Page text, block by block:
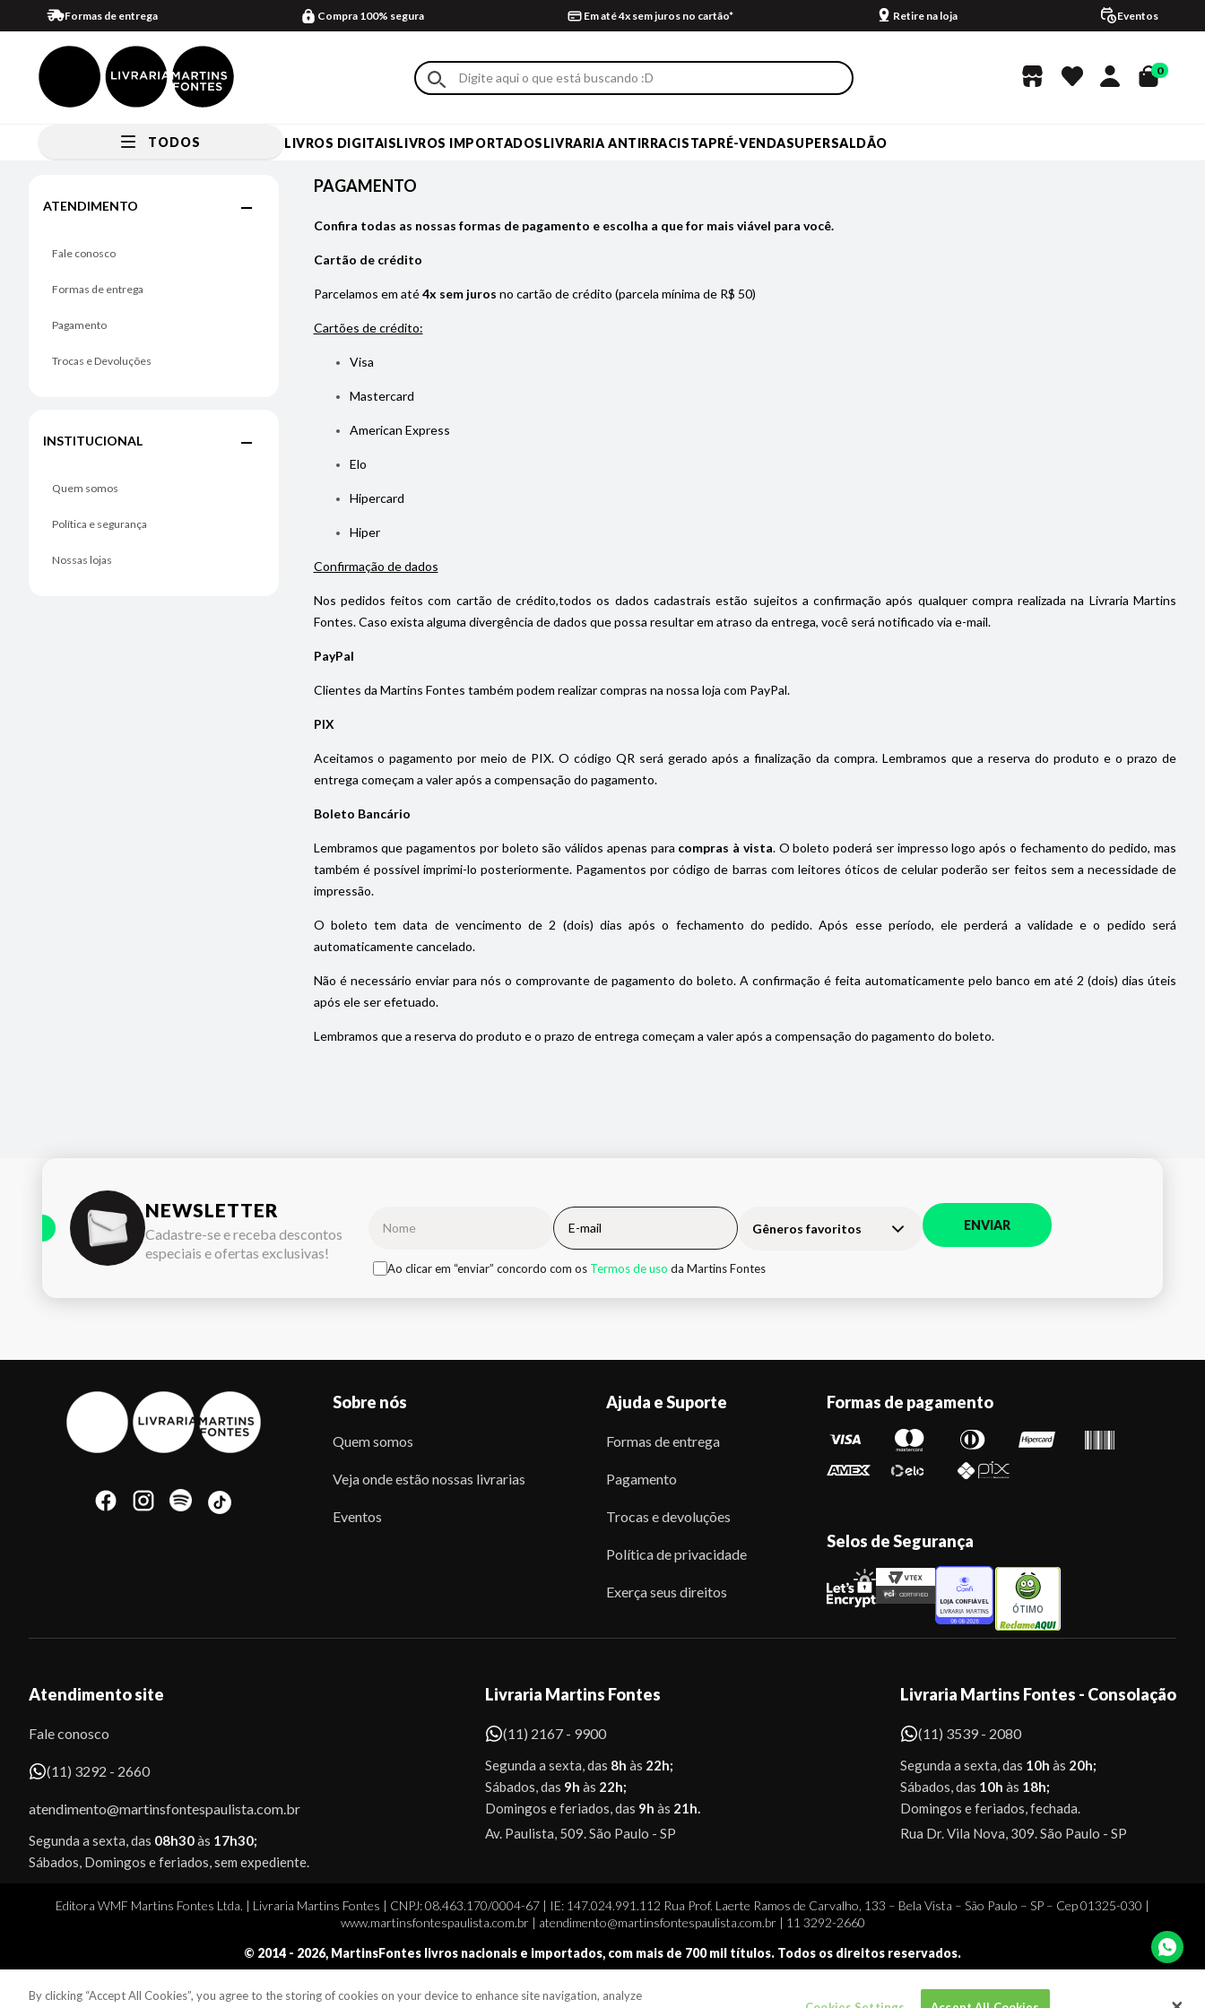
Formas de entrega Compra 100% segura Em até 4x sem juros no cartão* Retire na loja Eventos
0
TODOS LIVROS DIGITAISLIVROS IMPORTADOSLIVRARIA ANTIRRACISTAPRÉ-VENDASUPERSALDÃO
Pagamento
ATENDIMENTO
Fale conosco
Formas de entrega
Pagamento
Trocas e Devoluções
INSTITUCIONAL
Quem somos
Política e segurança
Nossas lojas
PAGAMENTO
Confira todas as nossas formas de pagamento e escolha a que for mais viável para você.
Cartão de crédito
Parcelamos em até4x sem juros no cartão de crédito (parcela mínima de R$ 50)
Cartões de crédito:
Visa
Mastercard
American Express
Elo
Hipercard
Hiper
Confirmação de dados
Nos pedidos feitos com cartão de crédito,todos os dados cadastrais estão sujeitos a confirmação após qualquer compra realizada na Livraria Martins
Fontes. Caso exista alguma divergência de dados que possa resultar em atraso da entrega, você será notificado via e-mail.
PayPal
Clientes da Martins Fontes também podem realizar compras na nossa loja com PayPal.
PIX
Aceitamos o pagamento por meio de PIX. O código QR será gerado após a finalização da compra. Lembramos que a reserva do produto e o prazo de
entrega começam a valer após a compensação do pagamento.
Boleto Bancário
Lembramos que pagamentos por boleto são válidos apenas para compras à vista. O boleto poderá ser impresso logo após o fechamento do pedido, mas
também é possível imprimi-lo posteriormente. Pagamentos por código de barras com leitores óticos de celular poderão ser feitos sem a necessidade de
impressão.
O boleto tem data de vencimento de 2 (dois) dias após o fechamento do pedido. Após esse período, ele perderá a validade e o pedido será
automaticamente cancelado.
Não é necessário enviar para nós o comprovante de pagamento do boleto. A confirmação é feita automaticamente pelo banco em até 2 (dois) dias úteis
após ele ser efetuado.
Lembramos que a reserva do produto e o prazo de entrega começam a valer após a compensação do pagamento do boleto.
NEWSLETTER
Cadastre-se e receba descontos
especiais e ofertas exclusivas!
Gêneros favoritos ENVIAR
Ao clicar em “enviar” concordo com os Termos de uso da Martins Fontes
Sobe
Sobre nós
Quem somos
Veja onde estão nossas livrarias
Eventos
Ajuda e Suporte
Formas de entrega
Pagamento
Trocas e devoluções
Política de privacidade
Exerça seus direitos
Formas de pagamento
Selos de Segurança
ÓTIMO
Atendimento site
Fale conosco
(11) 3292 - 2660
atendimento@martinsfontespaulista.com.br
Segunda a sexta, das 08h30às 17h30;
Sábados, Domingos e feriados, sem expediente.
Livraria Martins Fontes
(11) 2167 - 9900
Segunda a sexta, das 8h às 22h;
Sábados, das 9h às 22h;
Domingos e feriados, das 9h às 21h.
Av. Paulista, 509. São Paulo - SP
Livraria Martins Fontes - Consolação
(11) 3539 - 2080
Segunda a sexta, das 10h às 20h;
Sábados, das 10h às 18h;
Domingos e feriados, fechada.
Rua Dr. Vila Nova, 309. São Paulo - SP
Editora WMF Martins Fontes Ltda. | Livraria Martins Fontes | CNPJ: 08.463.170/0004-67 | IE: 147.024.991.112 Rua Prof. Laerte Ramos de Carvalho, 133 – Bela Vista – São Paulo – SP – Cep 01325-030 |
www.martinsfontespaulista.com.br | atendimento@martinsfontespaulista.com.br | 11 3292-2660
© 2014 - 2026, MartinsFontes livros nacionais e importados, com mais de 700 mil títulos. Todos os direitos reservados.
By clicking “Accept All Cookies”, you agree to the storing of cookies on your device to enhance site navigation, analyze